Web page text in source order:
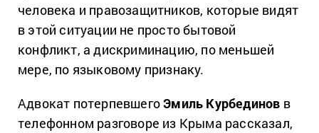
человека и правозащитников, которые видят
в этой ситуации не просто бытовой
конфликт, а дискриминацию, по меньшей
мере, по языковому признаку.
Адвокат потерпевшегоЭмиль Курбединов в
телефонном разговоре из Крыма рассказал,